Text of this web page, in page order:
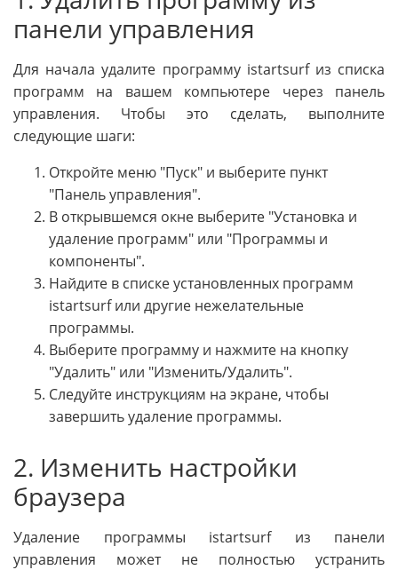
панели управления
Для начала удалите программу istartsurf из списка
программ на вашем компьютере через панель
управления. Чтобы это сделать, выполните
следующие шаги:
Откройте меню "Пуск" и выберите пункт
"Панель управления".
В открывшемся окне выберите "Установка и
удаление программ" или "Программы и
компоненты".
Найдите в списке установленных программ
istartsurf или другие нежелательные
программы.
Выберите программу и нажмите на кнопку
"Удалить" или "Изменить/Удалить".
Следуйте инструкциям на экране, чтобы
завершить удаление программы.
2. Изменить настройки
браузера
Удаление программы istartsurf из панели
управления может не полностью устранить